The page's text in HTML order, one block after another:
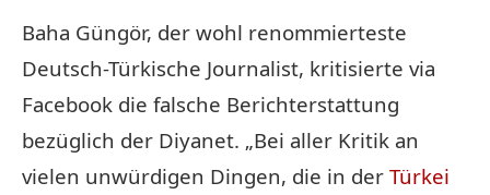
Baha Güngör, der wohl renommierteste
Deutsch-Türkische Journalist, kritisierte via
Facebook die falsche Berichterstattung
bezüglich der Diyanet. „Bei aller Kritik an
vielen unwürdigen Dingen, die in der Türkei